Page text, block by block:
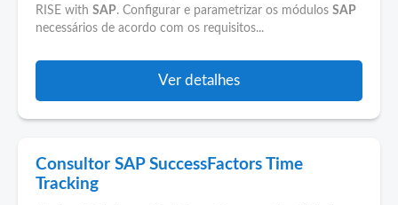
RISE with SAP. Configurar e parametrizar os módulos SAP
necessários de acordo com os requisitos...
Ver detalhes
Consultor SAP SuccessFactors Time
Tracking